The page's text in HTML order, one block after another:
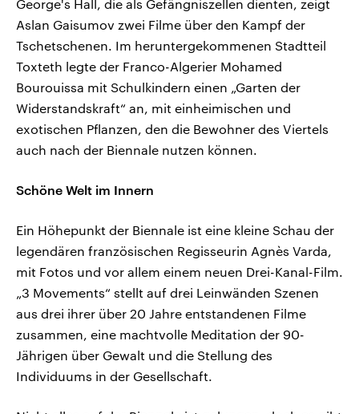
George's Hall, die als Gefängniszellen dienten, zeigt
Aslan Gaisumov zwei Filme über den Kampf der
Tschetschenen. Im heruntergekommenen Stadtteil
Toxteth legte der Franco-Algerier Mohamed
Bourouissa mit Schulkindern einen „Garten der
Widerstandskraft“ an, mit einheimischen und
exotischen Pflanzen, den die Bewohner des Viertels
auch nach der Biennale nutzen können.
Schöne Welt im Innern
Ein Höhepunkt der Biennale ist eine kleine Schau der
legendären französischen Regisseurin Agnès Varda,
mit Fotos und vor allem einem neuen Drei-Kanal-Film.
„3 Movements“ stellt auf drei Leinwänden Szenen
aus drei ihrer über 20 Jahre entstandenen Filme
zusammen, eine machtvolle Meditation der 90-
Jährigen über Gewalt und die Stellung des
Individuums in der Gesellschaft.